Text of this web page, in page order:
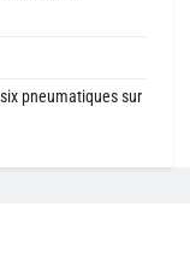
pneumatiques sur